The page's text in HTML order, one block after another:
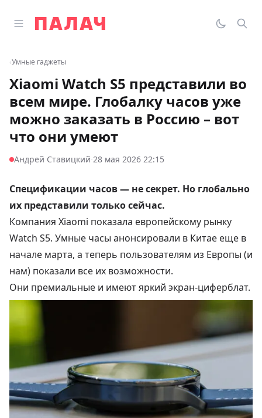
Открыть главное меню
Палач
‹Умные гаджеты
Xiaomi Watch S5 представили во
всем мире. Глобалку часов уже
можно заказать в Россию – вот
что они умеют
Андрей Ставицкий·28 мая 2026 22:15
Спецификации часов — не секрет. Но глобально
их представили только сейчас.
Компания Xiaomi показала европейскому рынку
Watch S5. Умные часы анонсировали в Китае еще в
начале марта, а теперь пользователям из Европы (и
нам) показали все их возможности.
Они премиальные и имеют яркий экран-циферблат.